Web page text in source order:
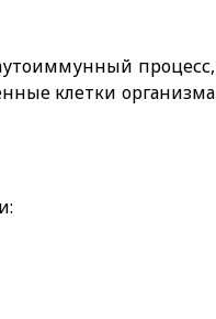
процесс,
клетки организма